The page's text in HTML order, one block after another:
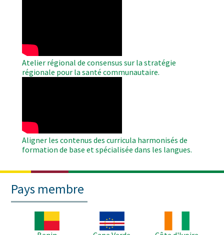
Atelier régional de consensus sur la stratégie
régionale pour la santé communautaire.
Aligner les contenus des curricula harmonisés de
formation de base et spécialisée dans les langues.
Pays membre
Image